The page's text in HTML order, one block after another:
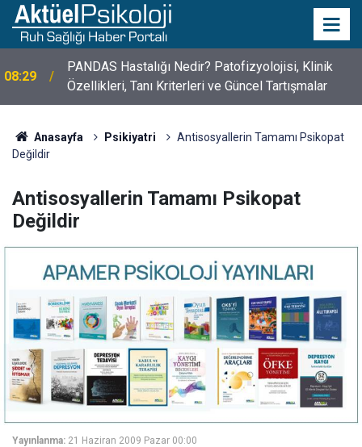
08:29
PANDAS Hastalığı Nedir? Patofizyolojisi, Klinik
Özellikleri, Tanı Kriterleri ve Güncel Tartışmalar
10:30
10 Mayıs Psikologlar Günü Nasıl Ortaya Çıktı? 10
Mayıs Tarihinin Hikayesi
Anasayfa Psikiyatri
Antisosyallerin Tamamı Psikopat
Değildir
Antisosyallerin Tamamı Psikopat
Değildir
Yayınlanma: 21 Haziran 2009 Pazar 00:00